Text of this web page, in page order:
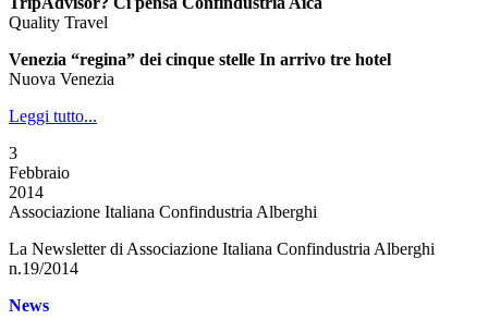
Quality Travel
Venezia “regina” dei cinque stelle In arrivo tre hotel
Nuova Venezia
Leggi tutto...
3
Febbraio
2014
Associazione Italiana Confindustria Alberghi
La Newsletter di Associazione Italiana Confindustria Alberghi
n.19/2014
News